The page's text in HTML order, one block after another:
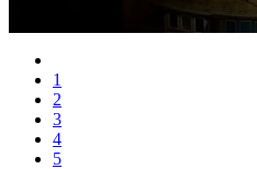
1
2
3
4
5